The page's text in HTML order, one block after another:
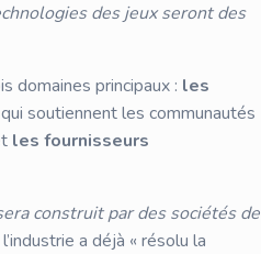
des jeux seront des
domaines principaux : les
soutiennent les communautés
les fournisseurs
construit par des sociétés de
a déjà « résolu la